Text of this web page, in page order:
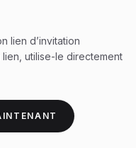
lien d’invitation
utilise-le directement